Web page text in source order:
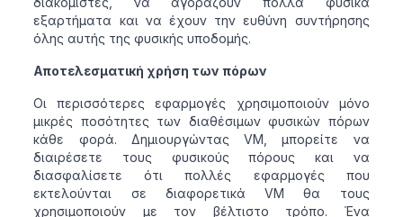
εξαρτήματα και να έχουν την ευθύνη συντήρησης
όλης αυτής της φυσικής υποδομής.
Αποτελεσματική χρήση των πόρων
Οι περισσότερες εφαρμογές χρησιμοποιούν μόνο
μικρές ποσότητες των διαθέσιμων φυσικών πόρων
κάθε φορά. Δημιουργώντας VM, μπορείτε να
διαιρέσετε τους φυσικούς πόρους και να
διασφαλίσετε ότι πολλές εφαρμογές που
εκτελούνται σε διαφορετικά VM θα τους
χρησιμοποιούν με τον βέλτιστο τρόπο. Ένα